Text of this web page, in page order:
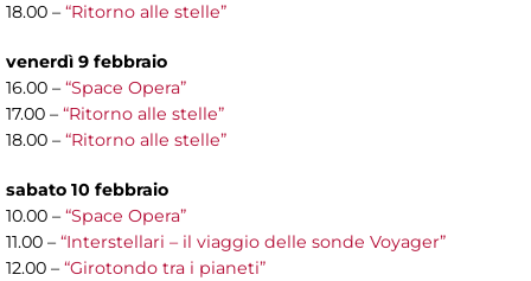
18.00 – “Ritorno alle stelle”
venerdì 9 febbraio
16.00 – “Space Opera”
17.00 – “Ritorno alle stelle”
18.00 – “Ritorno alle stelle”
sabato 10 febbraio
10.00 – “Space Opera”
11.00 – “Interstellari – il viaggio delle sonde Voyager”
12.00 – “Girotondo tra i pianeti”